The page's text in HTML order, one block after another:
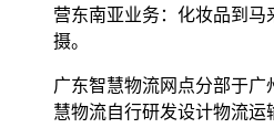
营东南亚业务：化妆品到
摄。
广东智慧物流网点分部于广
慧物流自行研发设计物流